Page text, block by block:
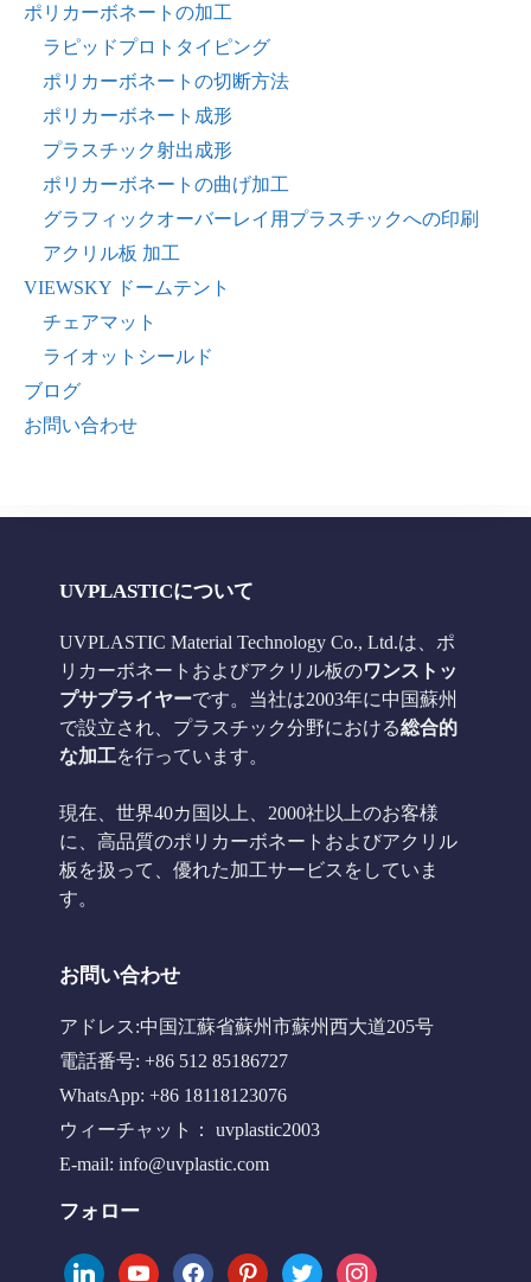
ポリカーボネートの加工
ラピッドプロトタイピング
ポリカーボネートの切断方法
ポリカーボネート成形
プラスチック射出成形
ポリカーボネートの曲げ加工
グラフィックオーバーレイ用プラスチックへの印刷
アクリル板 加工
VIEWSKY ドームテント
チェアマット
ライオットシールド
ブログ
お問い合わせ
UVPLASTICについて
UVPLASTIC Material Technology Co., Ltd.は、ポ
リカーボネートおよびアクリル板のワンストッ
プサプライヤーです。当社は2003年に中国蘇州
で設立され、プラスチック分野における総合的
な加工を行っています。
現在、世界40カ国以上、2000社以上のお客様
に、高品質のポリカーボネートおよびアクリル
板を扱って、優れた加工サービスをしていま
す。
お問い合わせ
アドレス:中国江蘇省蘇州市蘇州西大道205号
電話番号: +86 512 85186727
WhatsApp: +86 18118123076
ウィーチャット： uvplastic2003
E-mail: info@uvplastic.com
フォロー
linkedinyoutubefacebookpinteresttwitter instagram